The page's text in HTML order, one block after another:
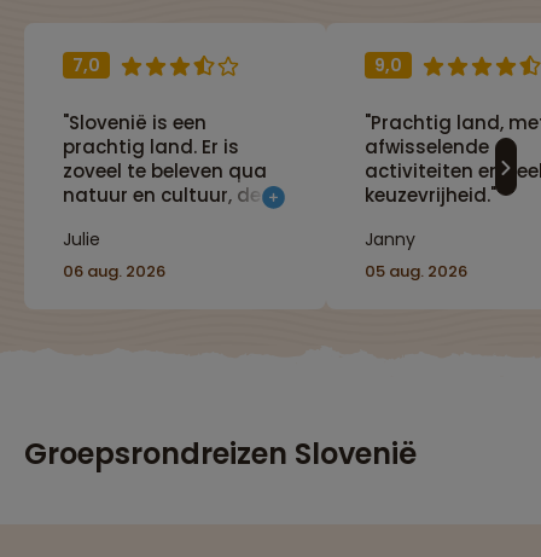
7,0
"Slovenië is een
prachtig land. Er is
zoveel te beleven qua
natuur en cultuur, de
een heel goed beeld."
Julie
06 aug. 2026
9,0
"Prachtig land,
afwisselende
activiteiten en
keuzevrijheid."
Janny
05 aug. 2026
Groepsrondreizen Slovenië